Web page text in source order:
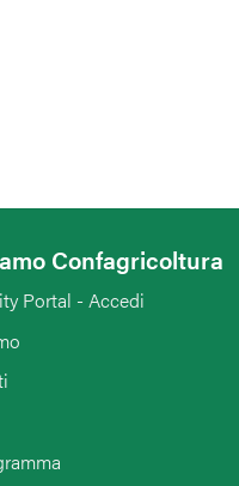
Confagricoltura
Portal - Accedi